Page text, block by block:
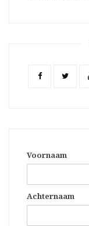
Voornaam
Achternaam